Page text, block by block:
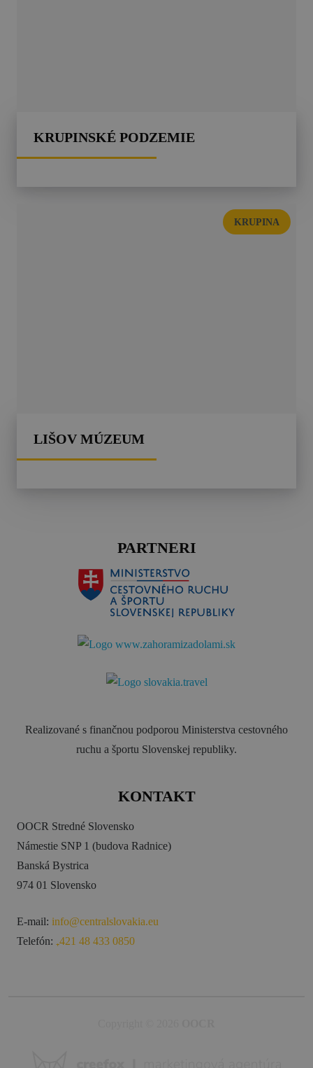
KRUPINSKÉ PODZEMIE
KRUPINA
LIŠOV MÚZEUM
PARTNERI
Realizované s finančnou podporou Ministerstva cestovného
ruchu a športu Slovenskej republiky.
KONTAKT
OOCR Stredné Slovensko
Námestie SNP 1 (budova Radnice)
Banská Bystrica
974 01 Slovensko
E-mail: info@centralslovakia.eu
Telefón: ₊421 48 433 0850